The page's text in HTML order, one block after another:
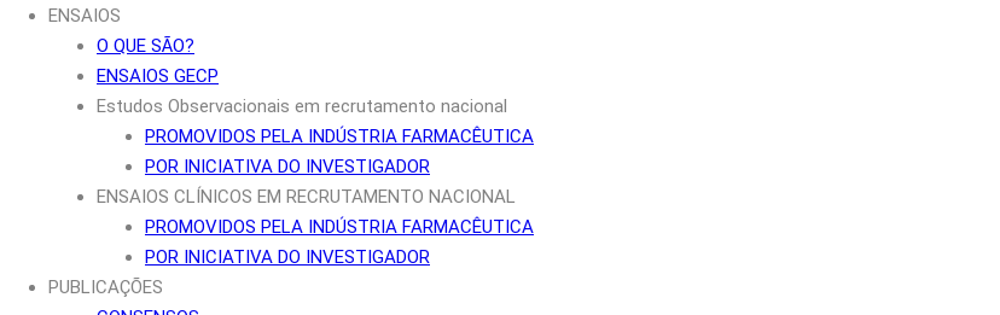
ENSAIOS
O QUE SÃO?
ENSAIOS GECP
Estudos Observacionais em recrutamento nacional
PROMOVIDOS PELA INDÚSTRIA FARMACÊUTICA
POR INICIATIVA DO INVESTIGADOR
ENSAIOS CLÍNICOS EM RECRUTAMENTO NACIONAL
PROMOVIDOS PELA INDÚSTRIA FARMACÊUTICA
POR INICIATIVA DO INVESTIGADOR
PUBLICAÇÕES